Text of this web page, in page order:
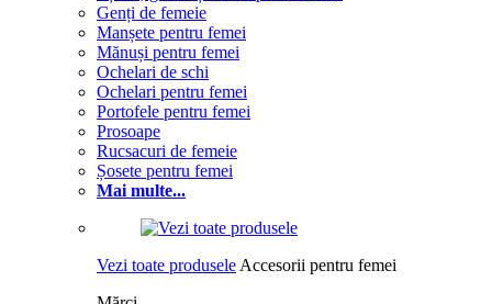
Genți de femeie
Manșete pentru femei
Mănuși pentru femei
Ochelari de schi
Ochelari pentru femei
Portofele pentru femei
Prosoape
Rucsacuri de femeie
Șosete pentru femei
Mai multe...
Vezi toate produsele Accesorii pentru femei